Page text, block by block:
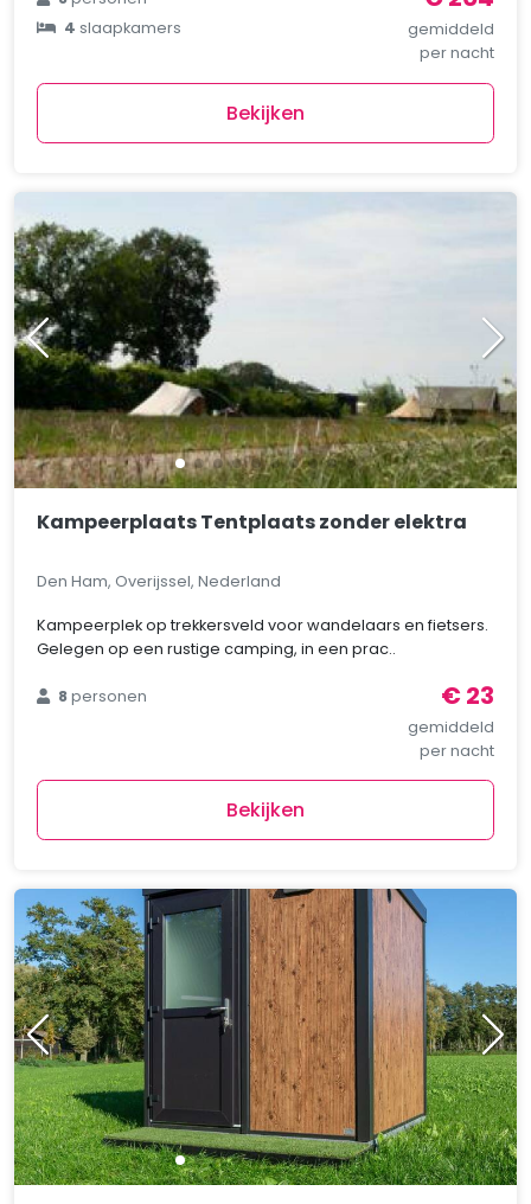
4slaapkamers
gemiddeld
per nacht
Bekijken
Kampeerplaats Tentplaats zonder elektra
Den Ham, Overijssel, Nederland
Kampeerplek op trekkersveld voor wandelaars en fietsers.
Gelegen op een rustige camping, in een prac..
8personen € 23
gemiddeld
per nacht
Bekijken